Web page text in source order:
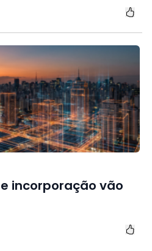
incorporação vão